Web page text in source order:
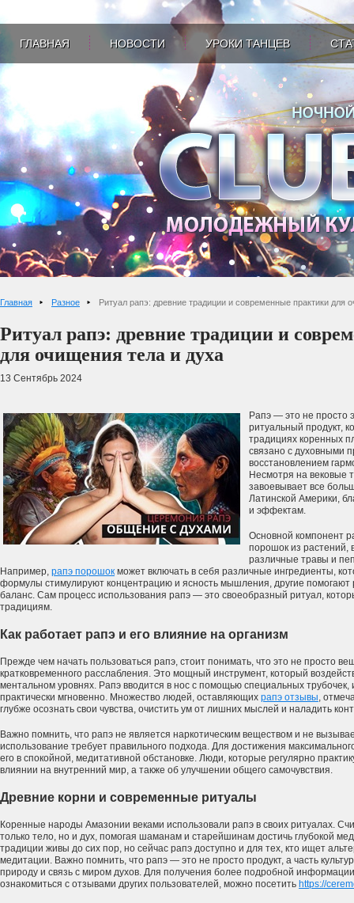
ГЛАВНАЯ НОВОСТИ УРОКИ ТАНЦЕВ
Главная Разное Ритуал рапэ: древние традиции и современные практики для
Ритуал рапэ: древние традиции и
для очищения тела и духа
13 Сентябрь 2024
Рапэ — это не просто
ритуальный продукт,
традициях коренных
связано с духовными
восстановлением
Несмотря на вековые
завоевывает все
Латинской Америки,
и эффектам.
Основной компонент
порошок из растений,
различные травы и
Например, рапэ порошок может включать в себя различные ингредиенты,
формулы стимулируют концентрацию и ясность мышления, другие помогают
баланс. Сам процесс использования рапэ — это своеобразный ритуал,
традициям.
Как работает рапэ и его влияние на организм
Прежде чем начать пользоваться рапэ, стоит понимать, что это не просто
кратковременного расслабления. Это мощный инструмент, который
ментальном уровнях. Рапэ вводится в нос с помощью специальных трубочек,
практически мгновенно. Множество людей, оставляющих рапэ отзывы,
глубже осознать свои чувства, очистить ум от лишних мыслей и наладить
Важно помнить, что рапэ не является наркотическим веществом и не
использование требует правильного подхода. Для достижения
его в спокойной, медитативной обстановке. Люди, которые регулярно
влиянии на внутренний мир, а также об улучшении общего самочувствия.
Древние корни и современные ритуалы
Коренные народы Амазонии веками использовали рапэ в своих ритуалах.
только тело, но и дух, помогая шаманам и старейшинам достичь глубокой
традиции живы до сих пор, но сейчас рапэ доступно и для тех, кто ищет
медитации. Важно помнить, что рапэ — это не просто продукт, а часть
природу и связь с миром духов. Для получения более подробной
ознакомиться с отзывами других пользователей, можно посетить https://